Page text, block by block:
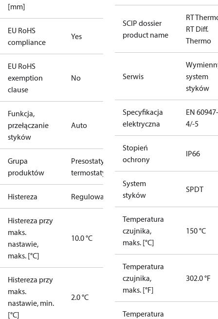
[mm]
EU RoHS
compliance
Yes
EU RoHS
exemption
clause
No
Funkcja,
przełączanie
styków
Auto
Grupa
produktów
Presostaty i
termostaty
Histereza Regulowana
Histereza przy
maks.
nastawie,
maks. [°C]
10.0 °C
Histereza przy
maks.
nastawie, min.
[°C]
2.0 °C
SCIP dossier
product name
RT
RT Diff.
Thermo
Serwis
system
styków
Specyfikacja
elektryczna
EN 60947-
4/-5
Stopień
ochrony
IP66
System
styków
SPDT
Temperatura
czujnika,
maks. [°C]
150 °C
Temperatura
czujnika,
maks. [°F]
302.0 °F
Temperatura